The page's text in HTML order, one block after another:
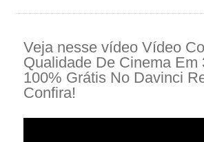
Veja nesse vídeo Vídeo
Qualidade De Cinema Em
100% Grátis No Davinci
Confira!